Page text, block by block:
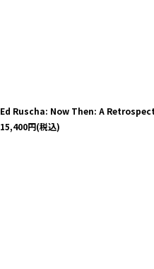
Ed Ruscha: Now Then: A
15,400円(税込)